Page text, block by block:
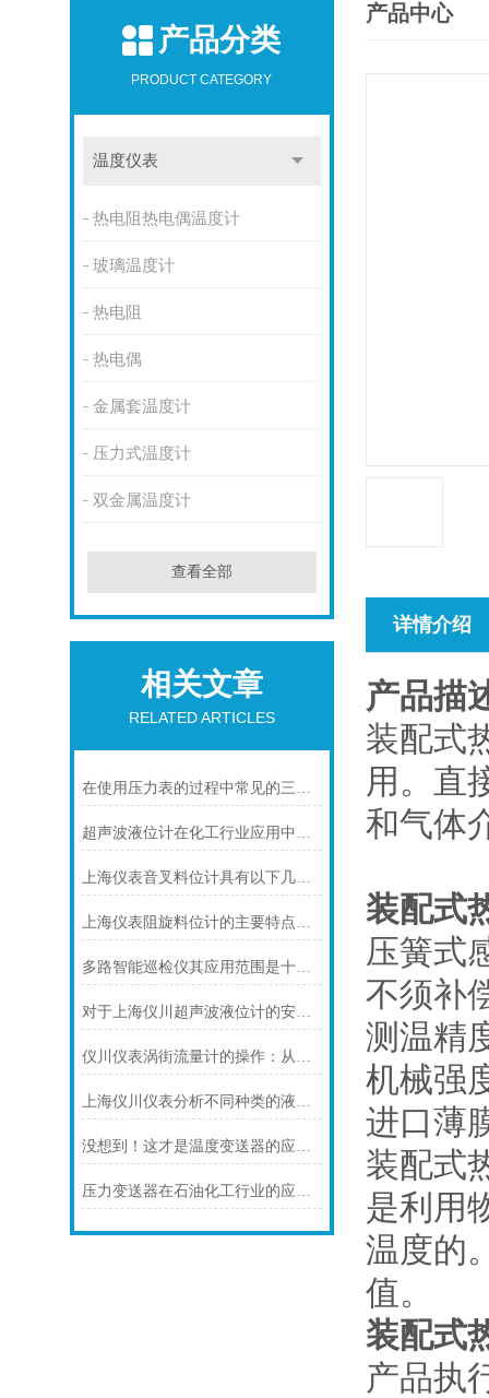
产品分类
PRODUCT CATEGORY
温度仪表
热电阻热电偶温度计
玻璃温度计
热电阻
热电偶
金属套温度计
压力式温度计
双金属温度计
查看全部
相关文章
RELATED ARTICLES
在使用压力表的过程中常见的三个问题及解决方法
超声波液位计在化工行业应用中碰到的常见问题及解决方案
上海仪表音叉料位计具有以下几个主要的用途
上海仪表阻旋料位计的主要特点可归纳如下
多路智能巡检仪其应用范围是十分广泛的
对于上海仪川超声波液位计的安装原理你可知晓！
仪川仪表涡街流量计的操作：从头开始学
上海仪川仪表分析不同种类的液位变送器
没想到！这才是温度变送器的应用特点！
压力变送器在石油化工行业的应用说明
产品中心
详情介绍
产品描
装配式
用。直
和气体
装配式
压簧式
不须补
测温精
机械强
进口薄
装配式
是利用
温度的
值。
装配式
产品执